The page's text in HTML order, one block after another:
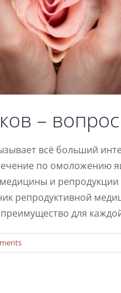
–
всё больший
по омоложению
и
репродуктивной
преимущество для